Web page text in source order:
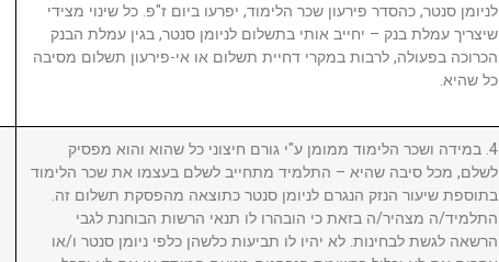
לניומן סנטר, כהסדר פירעון שכר הלימוד, יפרעו ביום ז"פ. כל שינוי מצידי
שיצריך עמלת בנק – יחייב אותי בתשלום לניומן סנטר, בגין עמלת הבנק
הכרוכה בפעולה, לרבות במקרי דחיית תשלום או אי-פירעון תשלום מסיבה
כל שהיא.
4. במידה ושכר הלימוד ממומן ע"י גורם חיצוני כל שהוא והוא מפסיק
לשלם, מכל סיבה שהיא – התלמיד מתחייב לשלם בעצמו את שכר הלימוד
בתוספת שיעור הנזק הנגרם לניומן סנטר כתוצאה מהפסקת תשלום זה.
התלמיד/ה מצהיר/ה בזאת כי הובהרו לו תנאי הרשות הבוחנת לגבי
הרשאה לגשת לבחינות. לא יהיו לו תביעות כלשהן כלפי ניומן סנטר ו/או